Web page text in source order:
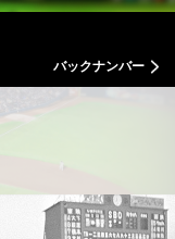
バックナンバー